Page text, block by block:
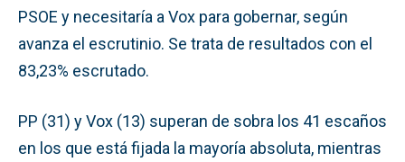
PSOE y necesitaría a Vox para gobernar, según
avanza el escrutinio. Se trata de resultados con el
83,23% escrutado.
PP (31) y Vox (13) superan de sobra los 41 escaños
en los que está fijada la mayoría absoluta, mientras